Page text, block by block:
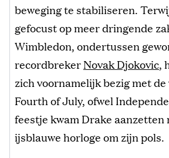
beweging te stabiliseren.
gefocust op meer dringende
Wimbledon, ondertussen
recordbrekerNovak Djokovic,
zich voornamelijk bezig met
Fourth of July, ofwel
feestje kwam Drake aanzetten
ijsblauwe horloge om zijn pols.